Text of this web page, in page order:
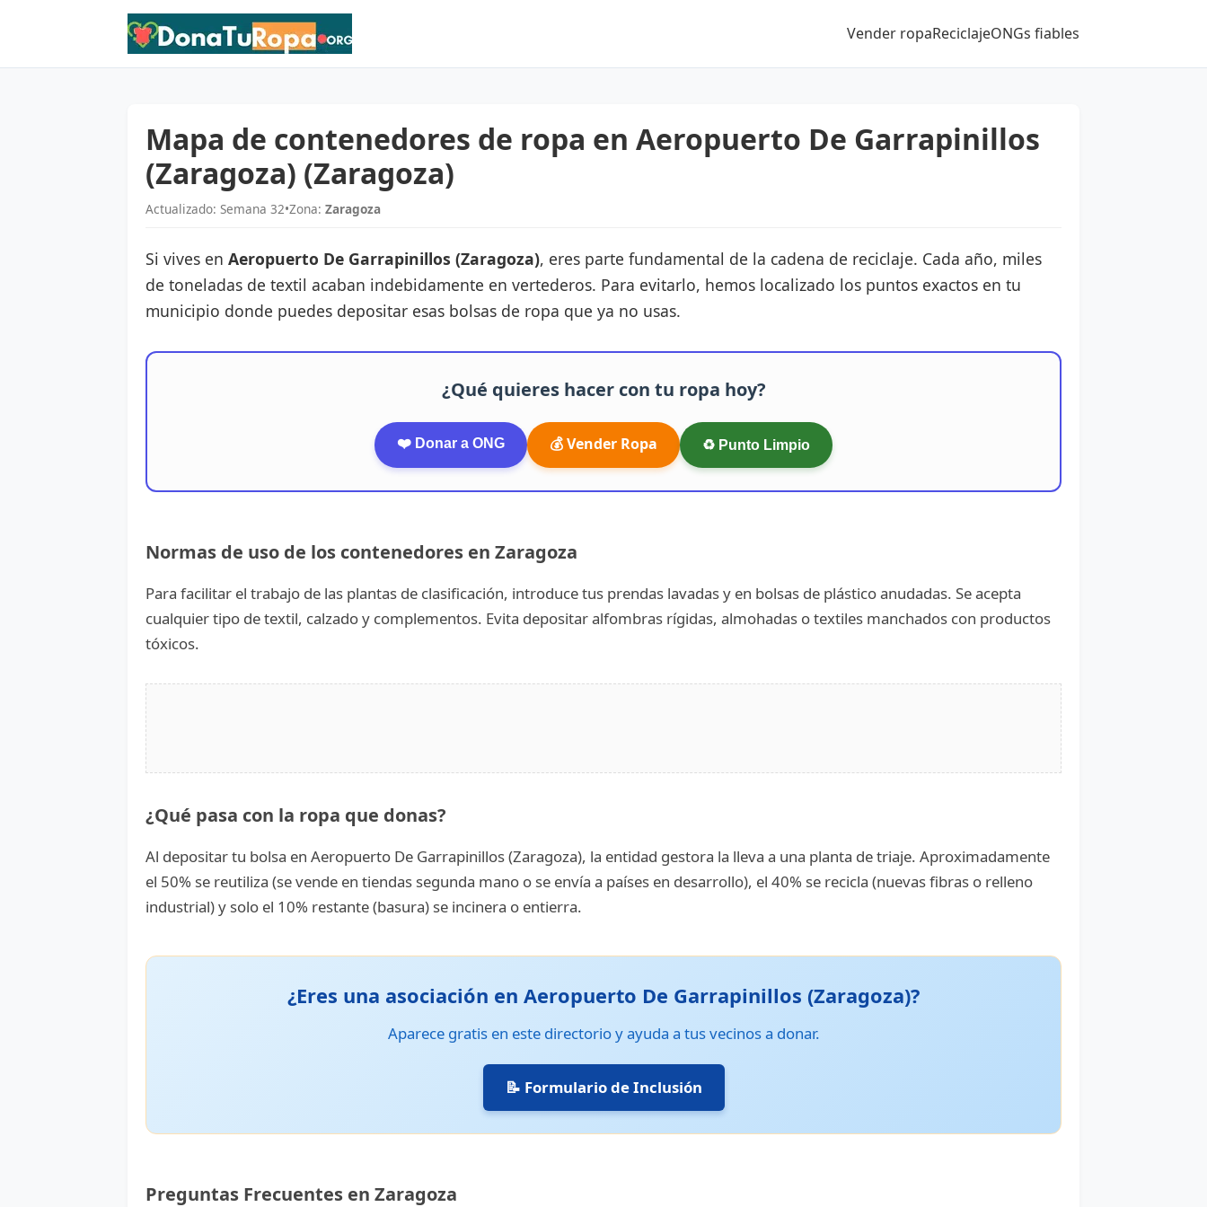
Vender ropaReciclajeONGs fiables
Mapa de contenedores de ropa en Aeropuerto De Garrapinillos
(Zaragoza) (Zaragoza)
Actualizado: Semana 32•Zona: Zaragoza
Si vives en Aeropuerto De Garrapinillos (Zaragoza), eres parte fundamental de la cadena de reciclaje. Cada año, miles
de toneladas de textil acaban indebidamente en vertederos. Para evitarlo, hemos localizado los puntos exactos en tu
municipio donde puedes depositar esas bolsas de ropa que ya no usas.
¿Qué quieres hacer con tu ropa hoy?
❤️ Donar a ONG 💰 Vender Ropa ♻️ Punto Limpio
Normas de uso de los contenedores en Zaragoza
Para facilitar el trabajo de las plantas de clasificación, introduce tus prendas lavadas y en bolsas de plástico anudadas. Se acepta
cualquier tipo de textil, calzado y complementos. Evita depositar alfombras rígidas, almohadas o textiles manchados con productos
tóxicos.
¿Qué pasa con la ropa que donas?
Al depositar tu bolsa en Aeropuerto De Garrapinillos (Zaragoza), la entidad gestora la lleva a una planta de triaje. Aproximadamente
el 50% se reutiliza (se vende en tiendas segunda mano o se envía a países en desarrollo), el 40% se recicla (nuevas fibras o relleno
industrial) y solo el 10% restante (basura) se incinera o entierra.
¿Eres una asociación en Aeropuerto De Garrapinillos (Zaragoza)?
Aparece gratis en este directorio y ayuda a tus vecinos a donar.
📝 Formulario de Inclusión
Preguntas Frecuentes en Zaragoza